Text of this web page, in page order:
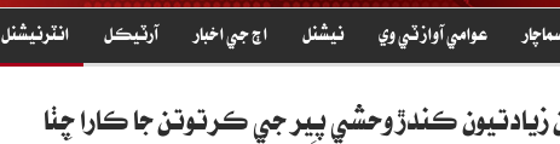
عوامي آواز ٽي وي نيشنل اڄ جي اخبار آرٽيڪل انٽرنيشنل
زيادتيون ڪندڙ وحشي پِير جي ڪرتوتن جا ڪارا چِٺا